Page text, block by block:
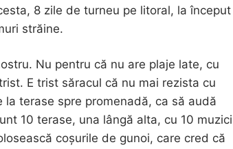
8 zile de turneu pe litoral, la început
străine.
Nu pentru că nu are plaje late, cu
E trist săracul că nu mai rezista cu
terase spre promenadă, ca să audă
10 terase, una lângă alta, cu 10 muzici
coșurile de gunoi, care cred că